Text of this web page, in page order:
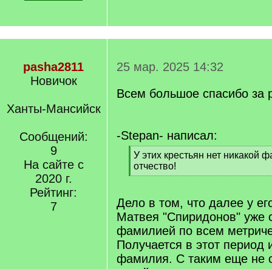
pasha2811
Новичок
Ханты-Мансийск
Сообщений:
9
На сайте с
2020 г.
Рейтинг:
7
25 мар. 2025 14:32
Всем большое спасибо за
-Stepan- написал:
[
q
]
У этих крестьян нет никакой
отчество!
[
q
Дело в том, что далее у
Матвея "Спиридонов" уже
фамилией по всем
Получается в этот период
фамилия. С таким еще не